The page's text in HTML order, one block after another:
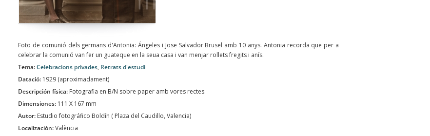
Foto de comunió dels germans d'Antonia: Ángeles i Jose Salvador Brusel amb 10 anys. Antonia recorda que per a
celebrar la comunió van fer un guateque en la seua casa i van menjar rollets fregits i anís.
Tema:Celebracions privades, Retrats d'estudi
Datació: 1929 (aproximadament)
Descripción física: Fotografia en B/N sobre paper amb vores rectes.
Dimensiones: 111 X 167 mm
Autor: Estudio fotográfico Boldín ( Plaza del Caudillo, Valencia)
Localización:València